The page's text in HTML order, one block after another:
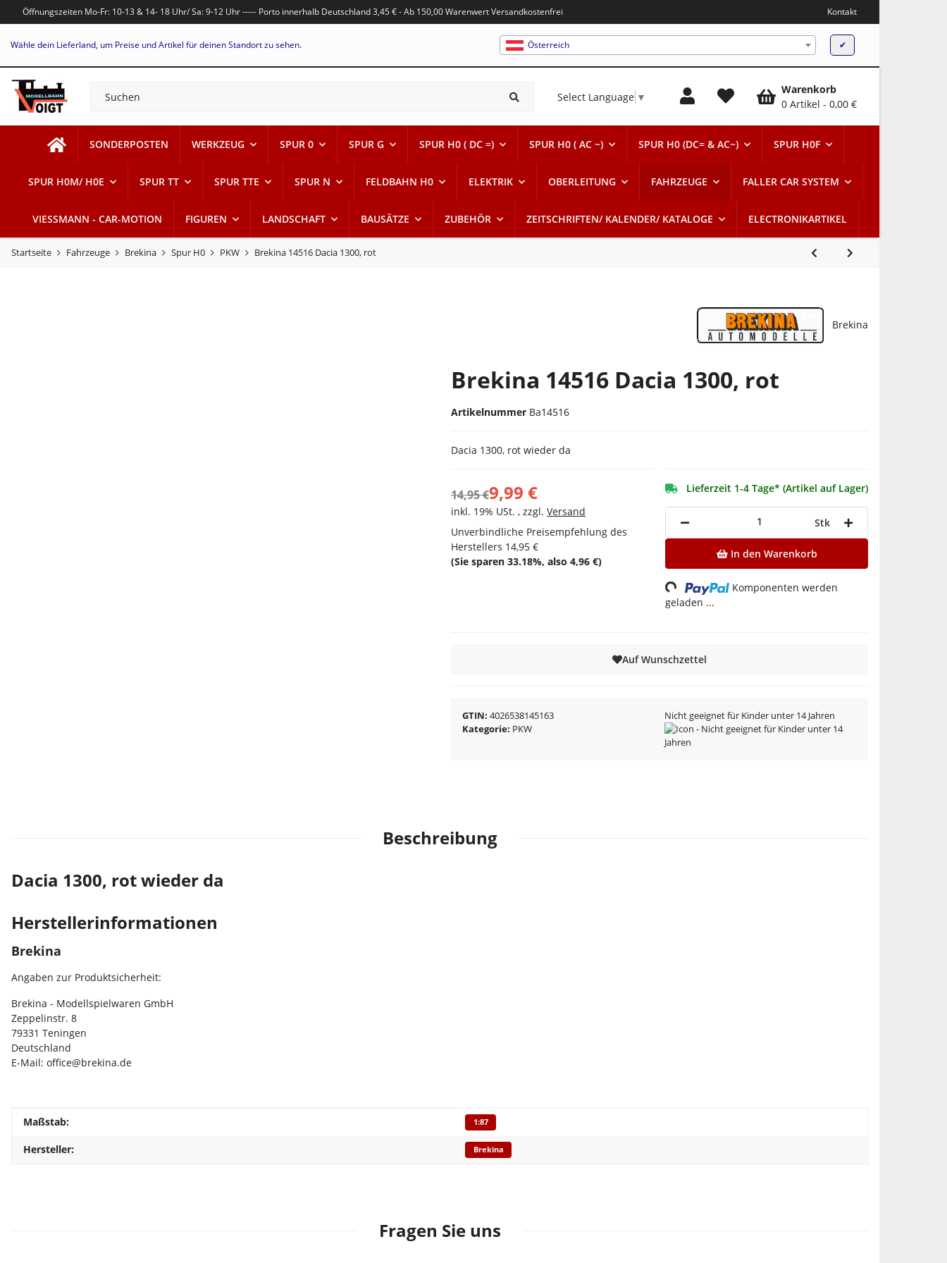
Öffnungszeiten Mo-Fr: 10-13 & 14- 18 Uhr/ Sa: 9-12 Uhr ----- Porto innerhalb Deutschland 3,45 € - Ab 150,00 Warenwert Versandkostenfrei Kontakt
Wähle dein Lieferland, um Preise und Artikel für deinen Standort zu sehen. Österreich ✔
Select Language ▼
SONDERPOSTEN WERKZEUG SPUR 0 SPUR G SPUR H0 ( DC =) SPUR H0 ( AC ~) SPUR H0 (DC= & AC~) SPUR H0F
SPUR H0M/ H0E SPUR TT SPUR TTE SPUR N FELDBAHN H0 ELEKTRIK OBERLEITUNG FAHRZEUGE FALLER CAR SYSTEM
VIESSMANN - CAR-MOTION FIGUREN LANDSCHAFT BAUSÄTZE ZUBEHÖR ZEITSCHRIFTEN/ KALENDER/ KATALOGE ELECTRONIKARTIKEL
Warenkorb
0 Artikel
0,00 €
Startseite Fahrzeuge Brekina Spur H0 PKW Brekina 14516 Dacia 1300, rot
Brekina 14516 Dacia 1300, rot
Artikelnummer Ba14516
GTIN 4026538145163
Kategorie PKW
Nicht geeignet für Kinder unter 14 Jahren
Brekina
Dacia 1300, rot wieder da
9,99 €
14,95 €
inkl. 19% USt. , zzgl. Versand
Unverbindliche Preisempfehlung des
Herstellers 14,95 €
(Sie sparen 33.18%, also 4,96 €)
Auf Wunschzettel
Stk
In den Warenkorb
Loading...
Komponenten werden
geladen ...
Lieferzeit 1-4 Tage* (Artikel auf Lager)
Beschreibung
Dacia 1300, rot wieder da
Herstellerinformationen
Brekina
Angaben zur Produktsicherheit:
Brekina - Modellspielwaren GmbH
Zeppelinstr. 8
79331 Teningen
Deutschland
E-Mail: office@brekina.de
Produkteigenschaft
Wert
Maßstab: 1:87
Hersteller: Brekina
Fragen Sie uns